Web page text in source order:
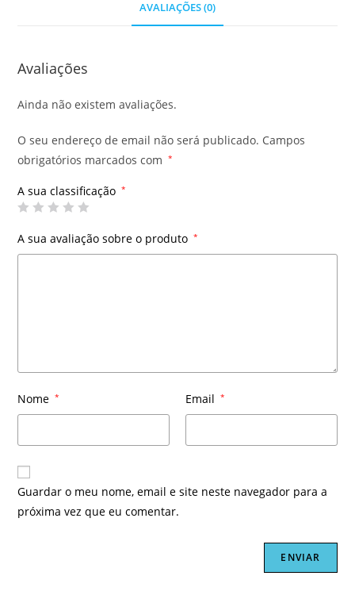
AVALIAÇÕES (0)
Avaliações
Ainda não existem avaliações.
O seu endereço de email não será publicado. Campos
obrigatórios marcados com
*
A sua classificação *
A sua avaliação sobre o produto *
Nome * Email *
Guardar o meu nome, email e site neste navegador para a
próxima vez que eu comentar.